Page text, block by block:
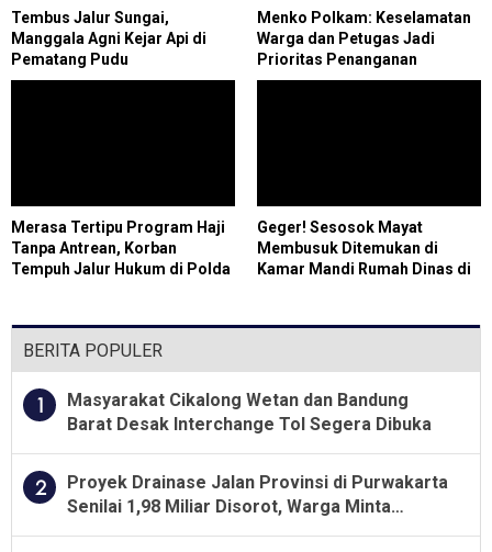
Tembus Jalur Sungai,
Manggala Agni Kejar Api di
Pematang Pudu
Menko Polkam: Keselamatan
Warga dan Petugas Jadi
Prioritas Penanganan
Karhutla
Merasa Tertipu Program Haji
Tanpa Antrean, Korban
Tempuh Jalur Hukum di Polda
Geger! Sesosok Mayat
Membusuk Ditemukan di
Kamar Mandi Rumah Dinas di
BERITA POPULER
1
Masyarakat Cikalong Wetan dan Bandung
Barat Desak Interchange Tol Segera Dibuka
2
Proyek Drainase Jalan Provinsi di Purwakarta
Senilai 1,98 Miliar Disorot, Warga Minta